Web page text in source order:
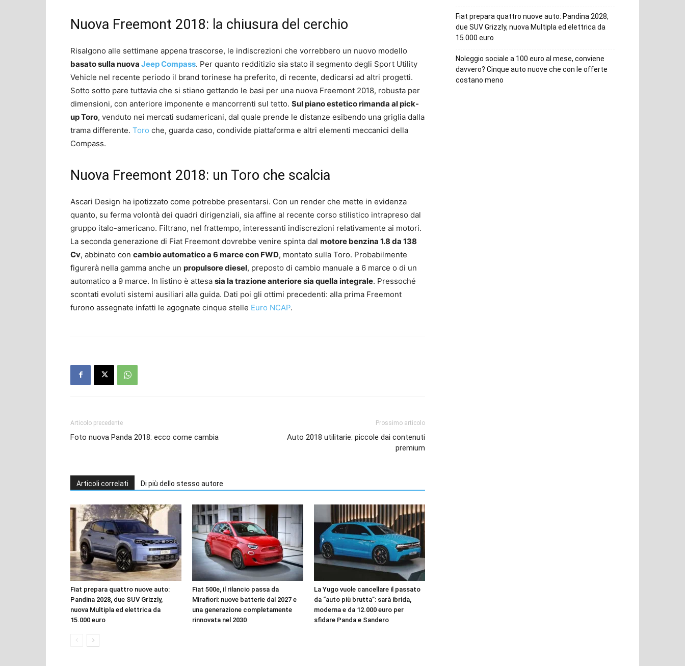
Nuova Freemont 2018: la chiusura del cerchio
Risalgono alle settimane appena trascorse, le indiscrezioni che vorrebbero un nuovo modello
basato sulla nuova Jeep Compass. Per quanto redditizio sia stato il segmento degli Sport Utility
Vehicle nel recente periodo il brand torinese ha preferito, di recente, dedicarsi ad altri progetti.
Sotto sotto pare tuttavia che si stiano gettando le basi per una nuova Freemont 2018, robusta per
dimensioni, con anteriore imponente e mancorrenti sul tetto. Sul piano estetico rimanda al pick-
up Toro, venduto nei mercati sudamericani, dal quale prende le distanze esibendo una griglia dalla
trama differente. Toro che, guarda caso, condivide piattaforma e altri elementi meccanici della
Compass.
Nuova Freemont 2018: un Toro che scalcia
Ascari Design ha ipotizzato come potrebbe presentarsi. Con un render che mette in evidenza
quanto, su ferma volontà dei quadri dirigenziali, sia affine al recente corso stilistico intrapreso dal
gruppo italo-americano. Filtrano, nel frattempo, interessanti indiscrezioni relativamente ai motori.
La seconda generazione di Fiat Freemont dovrebbe venire spinta dal motore benzina 1.8 da 138
Cv, abbinato con cambio automatico a 6 marce con FWD, montato sulla Toro. Probabilmente
figurerà nella gamma anche un propulsore diesel, preposto di cambio manuale a 6 marce o di un
automatico a 9 marce. In listino è attesa sia la trazione anteriore sia quella integrale. Pressoché
scontati evoluti sistemi ausiliari alla guida. Dati poi gli ottimi precedenti: alla prima Freemont
furono assegnate infatti le agognate cinque stelle Euro NCAP.
Articolo precedente
Foto nuova Panda 2018: ecco come cambia
Prossimo articolo
Auto 2018 utilitarie: piccole dai contenuti
premium
Articoli correlati Di più dello stesso autore
Fiat prepara quattro nuove auto:
Pandina 2028, due SUV Grizzly,
nuova Multipla ed elettrica da
15.000 euro
Fiat 500e, il rilancio passa da
Mirafiori: nuove batterie dal 2027 e
una generazione completamente
rinnovata nel 2030
La Yugo vuole cancellare il passato
da “auto più brutta”: sarà ibrida,
moderna e da 12.000 euro per
sfidare Panda e Sandero
Fiat prepara quattro nuove auto: Pandina 2028,
due SUV Grizzly, nuova Multipla ed elettrica da
15.000 euro
Noleggio sociale a 100 euro al mese, conviene
davvero? Cinque auto nuove che con le offerte
costano meno